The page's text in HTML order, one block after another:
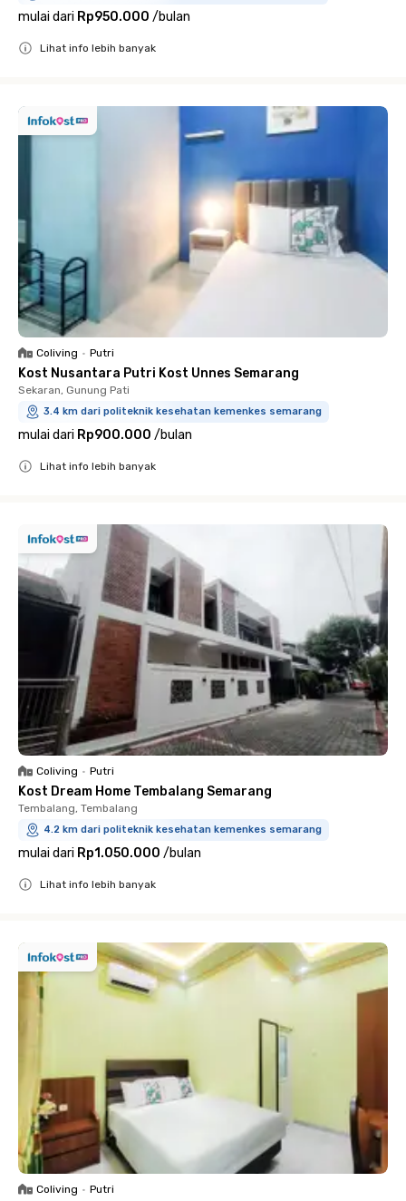
mulai dari Rp950.000 /bulan
Lihat info lebih banyak
Coliving • Putri
Kost Nusantara Putri Kost Unnes Semarang
Sekaran, Gunung Pati
3.4 km dari politeknik kesehatan kemenkes semarang
mulai dari Rp900.000 /bulan
Lihat info lebih banyak
Coliving • Putri
Kost Dream Home Tembalang Semarang
Tembalang, Tembalang
4.2 km dari politeknik kesehatan kemenkes semarang
mulai dari Rp1.050.000 /bulan
Lihat info lebih banyak
Coliving • Putri